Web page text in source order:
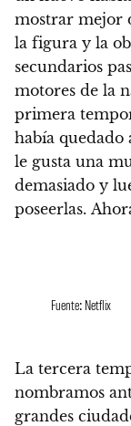
mostrar mejor
la figura y la
secundarios
motores de la
primera
había quedado
le gusta una
demasiado y
poseerlas.
Fuente: Netflix
La tercera
nombramos
grandes